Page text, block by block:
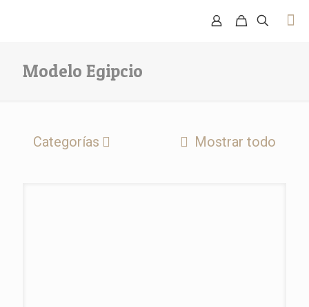
Modelo Egipcio
Categorías Mostrar todo